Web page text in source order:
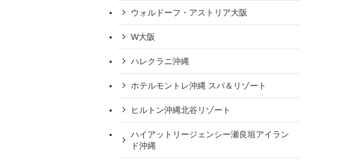
ウォルドーフ・アストリア大阪
W大阪
ハレクラニ沖縄
ホテルモントレ沖縄 スパ＆リゾート
ヒルトン沖縄北谷リゾート
ハイアットリージェンシー瀬良垣アイラン
ド沖縄